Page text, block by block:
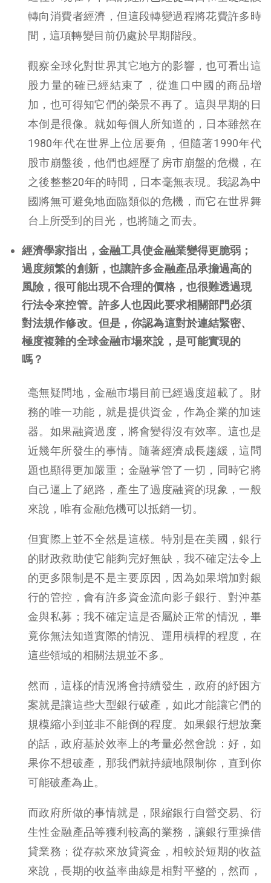
轉向消費者經濟，但這段轉變過程將花費許多時
間，這項轉變目前仍處於早期階段。
觀察全球化對世界其它地方的影響，也可看出這
股力量的確已經結束了，從進口中國的商品增
加，也可得知它們的榮景不再了。這與早期的日
本倒是很像。就如每個人所知道的，日本雖然在
1980年代在世界上位居要角，但隨著1990年代
股市崩盤後，他們也經歷了房市崩盤的危機，在
之後整整20年的時間，日本毫無表現。我認為中
國將無可避免地面臨類似的危機，而它在世界舞
台上所受到的目光，也將隨之而去。
經濟學家指出，金融工具使金融業變得更脆弱；
過度頻繁的創新，也讓許多金融產品承擔過高的
風險，很可能出現不合理的價格，也很難透過現
行法令來控管。許多人也因此要求相關部門必須
對法規作修改。但是，你認為這對於連結緊密、
極度複雜的全球金融市場來說，是可能實現的
嗎？
毫無疑問地，金融市場目前已經過度超載了。財
務的唯一功能，就是提供資金，作為企業的加速
器。如果融資過度，將會變得沒有效率。這也是
近幾年所發生的事情。隨著經濟成長趨緩，這問
題也顯得更加嚴重；金融掌管了一切，同時它將
自己逼上了絕路，產生了過度融資的現象，一般
來說，唯有金融危機可以抵銷一切。
但實際上並不全然是這樣。特別是在美國，銀行
的財政救助使它能夠完好無缺，我不確定法令上
的更多限制是不是主要原因，因為如果增加對銀
行的管控，會有許多資金流向影子銀行、對沖基
金與私募；我不確定這是否屬於正常的情況，畢
竟你無法知道實際的情況、運用槓桿的程度，在
這些領域的相關法規並不多。
然而，這樣的情況將會持續發生，政府的紓困方
案就是讓這些大型銀行破產，如此才能讓它們的
規模縮小到並非不能倒的程度。如果銀行想放棄
的話，政府基於效率上的考量必然會說：好，如
果你不想破產，那我們就持續地限制你，直到你
可能破產為止。
而政府所做的事情就是，限縮銀行自營交易、衍
生性金融產品等獲利較高的業務，讓銀行重操借
貸業務；從存款來放貸資金，相較於短期的收益
來說，長期的收益率曲線是相對平整的，然而，